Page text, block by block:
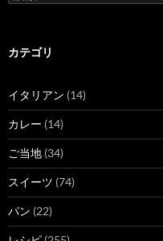
索:
カテゴリ
イタリアン (14)
カレー (14)
ご当地 (34)
スイーツ (74)
パン (22)